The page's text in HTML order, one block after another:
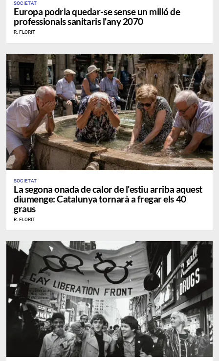
SOCIETAT
Europa podria quedar-se sense un milió de
professionals sanitaris l'any 2070
R. FLORIT
SOCIETAT
La segona onada de calor de l'estiu arriba aquest
diumenge: Catalunya tornarà a fregar els 40
graus
R. FLORIT